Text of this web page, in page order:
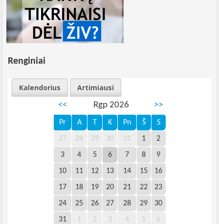
Renginiai
Kalendorius
Artimiausi
<<
Rgp 2026 >>
Pr A T K Pn Š S
27 28 29 30 31 1 2
3 4 5 6 7 8 9
10 11 12 13 14 15 16
17 18 19 20 21 22 23
24 25 26 27 28 29 30
31 1 2 3 4 5 6